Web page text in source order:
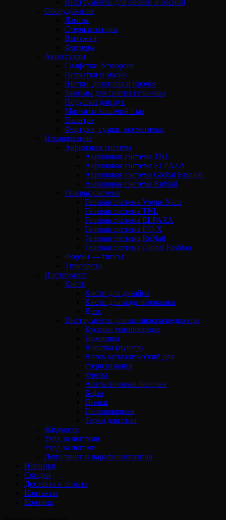
Инструменты для бровей и ресниц
Оборудование
Лампы
Стерилизаторы
Вытяжки
Фрезеры
Аксессуары
Салфетки безворсов
Перчатки и маски
Щетки, дозаторы и прочее
Зажимы для снятия гель-лака
Подушки для рук
Магниты кошачий глаз
Палитра
Фартуки, сумки, косметички
Наращивание
Акриловая система
Акриловая система TNL
Акриловая система ELPAZA
Акриловая система Global Fashion
Акриловая система RuNail
Гелевая система
Гелевая система Vogue Nails
Гелевая система TNL
Гелевая система ELPAZA
Гелевая система F.O.X
Гелевая система RuNail
Гелевая система Global Fashion
Формы — типсы
Типсорезы
Инструмент
Кисти
Кисти для дизайна
Кисти для моделирования
Дотс
Инструменты для маникюра/педикюра
Кусачки маникюрные
Ножницы
Лопатка (пушер)
Лоток металлический для
стерилизации
Фрезы
Апельсиновые палочки
Бафы
Пилки
Полировщики
Терки для стоп
Жидкости
Уход за ногтями
Уход за ногами
Депиляция и парафинотерапия
Новинки
Скидки
Доставка и оплата
Контакты
Корзина